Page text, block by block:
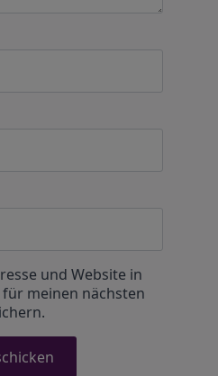
und Website in
meinen nächsten